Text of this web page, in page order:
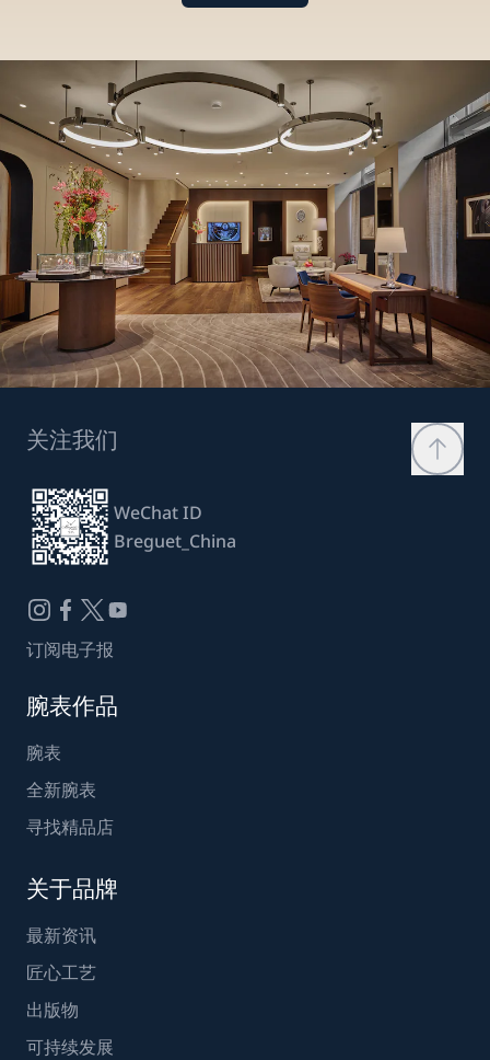
关注我们
WeChat ID
Breguet_China
订阅电子报
腕表作品
腕表
全新腕表
寻找精品店
关于品牌
最新资讯
匠心工艺
出版物
可持续发展